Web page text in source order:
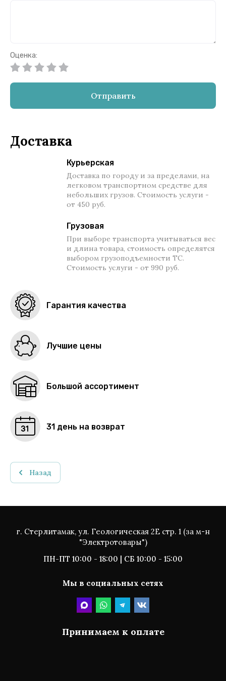
Оценка:
Отправить
Доставка
Курьерская
Доставка по городу и за пределами, на
легковом транспортном средстве для
небольших грузов. Стоимость услуги -
от 450 руб.
Грузовая
При выборе транспорта учитываться вес
и длина товара, стоимость определятся
выбором грузоподъемности ТС.
Стоимость услуги - от 990 руб.
Гарантия качества
Лучшие цены
Большой ассортимент
31 день на возврат
Назад
г. Стерлитамак, ул. Геологическая 2Е стр. 1 (за м-н
"Электротовары")
ПН-ПТ 10:00 - 18:00 | СБ 10:00 - 15:00
Принимаем к оплате
Мы в социальных сетях